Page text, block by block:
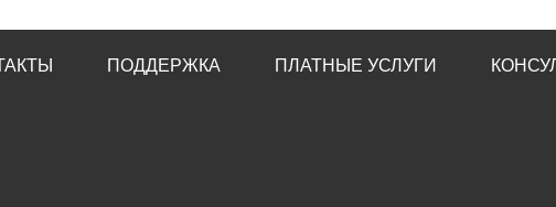
ПОДДЕРЖКА ПЛАТНЫЕ УСЛУГИ